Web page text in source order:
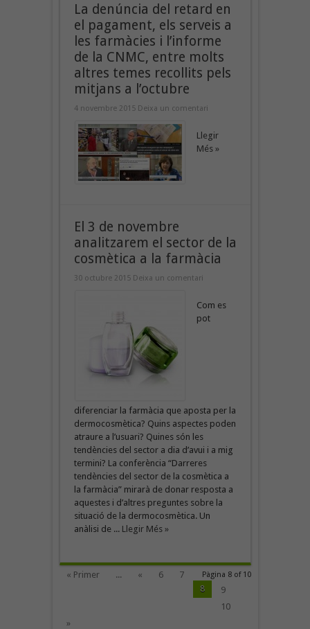
La denúncia del retard en
el pagament, els serveis a
les farmàcies i l’informe
de la CNMC, entre molts
altres temes recollits pels
mitjans a l’octubre
4 novembre 2015 Deixa un comentari
Llegir
Més »
El 3 de novembre
analitzarem el sector de la
cosmètica a la farmàcia
30 octubre 2015 Deixa un comentari
Com es
pot
diferenciar la farmàcia que aposta per la
dermocosmètica? Quins aspectes poden
atraure a l’usuari? Quines són les
tendències del sector a dia d’avui i a mig
termini? La conferència “Darreres
tendències del sector de la cosmètica a
la farmàcia” mirarà de donar resposta a
aquestes i d’altres preguntes sobre la
situació de la dermocosmètica. Un
anàlisi de ... Llegir Més »
Pàgina 8 of 10
« Primer ... « 6
7
8
9
10
»